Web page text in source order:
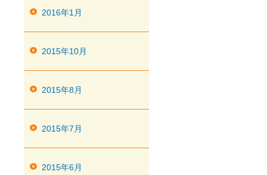
2016年1月
2015年10月
2015年8月
2015年7月
2015年6月